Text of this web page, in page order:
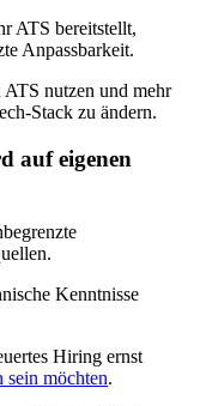
ATS bereitstellt,
Anpassbarkeit.
nutzen und mehr
Stack zu ändern.
auf eigenen
Kenntnisse
Hiring ernst
möchten.